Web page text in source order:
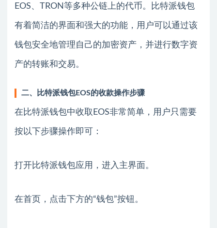
EOS、TRON等多种公链上的代币。比特派钱包
有着简洁的界面和强大的功能，用户可以通过该
钱包安全地管理自己的加密资产，并进行数字资
产的转账和交易。
二、比特派钱包EOS的收款操作步骤
在比特派钱包中收取EOS非常简单，用户只需要
按以下步骤操作即可：
打开比特派钱包应用，进入主界面。
在首页，点击下方的“钱包”按钮。